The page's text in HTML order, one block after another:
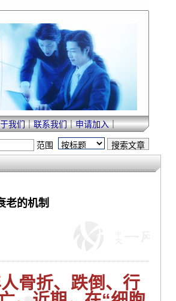
我们｜联系我们｜申请加入｜
范围
老的机制
骨折、跌倒、行